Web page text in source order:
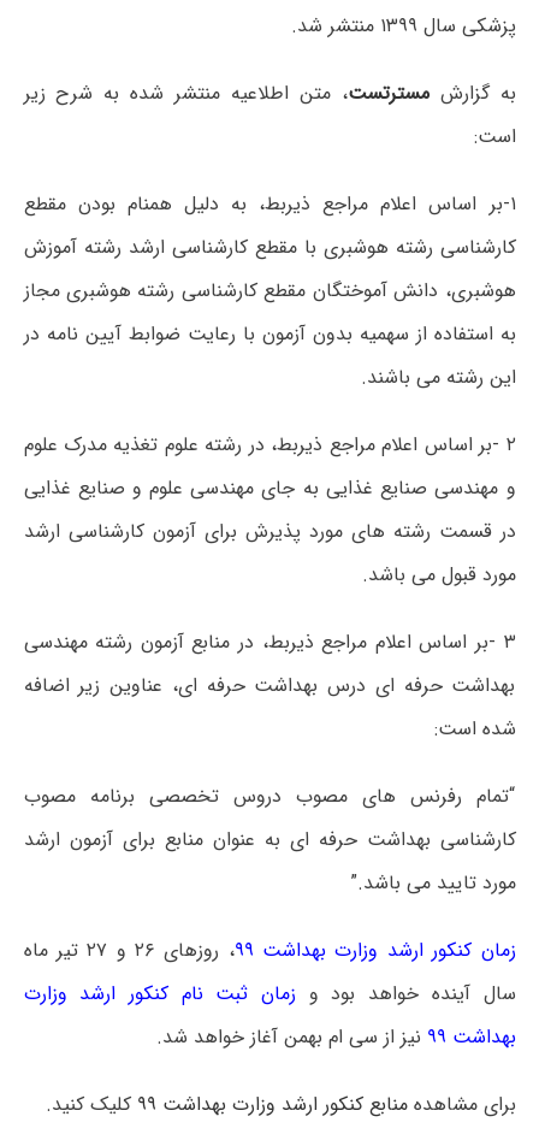
پزشکی سال ۱۳۹۹ منتشر شد.
به گزارشمسترتست، متن اطلاعیه منتشر شده به شرح زیر
است:
۱-بر اساس اعلام مراجع ذیربط، به دلیل ھمنام بودن مقطع
کارشناسی رشته ھوشبری با مقطع کارشناسی ارشد رشته آموزش
ھوشبری، دانش آموختگان مقطع کارشناسی رشته ھوشبری مجاز
به استفاده از سھمیه بدون آزمون با رعایت ضوابط آیین نامه در
این رشته می باشند.
۲ -بر اساس اعلام مراجع ذیربط، در رشته علوم تغذیه مدرک علوم
و مھندسی صنایع غذایی به جای مھندسی علوم و صنایع غذایی
در قسمت رشته ھای مورد پذیرش برای آزمون کارشناسی ارشد
مورد قبول می باشد.
۳ -بر اساس اعلام مراجع ذیربط، در منابع آزمون رشته مھندسی
بھداشت حرفه ای درس بھداشت حرفه ای، عناوین زیر اضافه
شده است:
“تمام رفرنس ھای مصوب دروس تخصصی برنامه مصوب
کارشناسی بھداشت حرفه ای به عنوان منابع برای آزمون ارشد
مورد تایید می باشد.”
زمان کنکور ارشد وزارت بهداشت ۹۹
، روزهای ۲۶ و ۲۷ تیر ماه
سال آینده خواهد بود و زمان ثبت نام کنکور ارشد وزارت
بهداشت ۹۹
نیز از سی ام بهمن آغاز خواهد شد.
برای مشاهدهمنابع کنکور ارشد وزارت بهداشت ۹۹ کلیک کنید.